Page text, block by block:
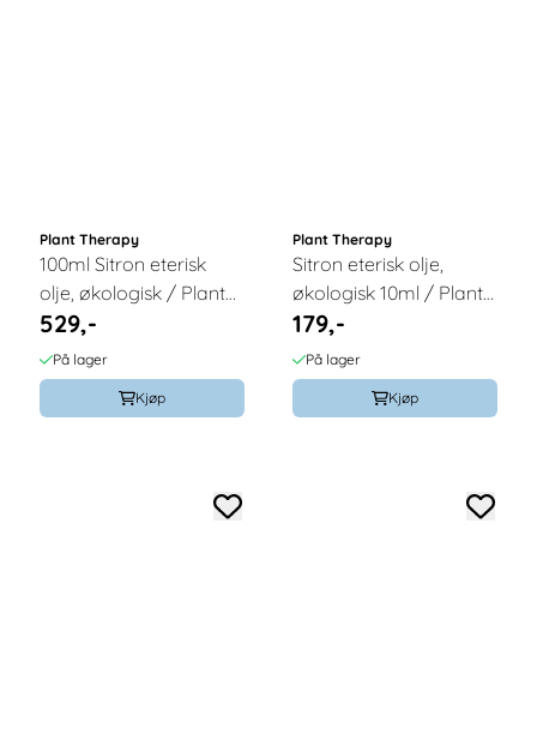
Plant Therapy
100ml Sitron eterisk
olje, økologisk / Plant
Therapy
529,-
På lager
Kjøp
Plant Therapy
Sitron eterisk olje,
økologisk 10ml / Plant
Therapy
179,-
På lager
Kjøp